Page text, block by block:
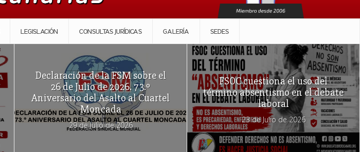
LEGISLACIÓN CONSULTAS JURÍDICAS GALERÍA SEDES
Declaración de la FSM sobre el
26 de Julio de 2026. 73.º
Aniversario del Asalto al Cuartel
Moncada
29 de Julio de 2026
FSOC cuestiona el uso del
término absentismo en el debate
laboral
23 de Julio de 2026